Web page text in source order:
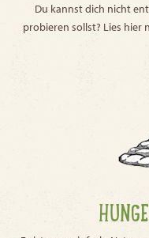
Du kannst dich nicht
probieren sollst? Lies hier